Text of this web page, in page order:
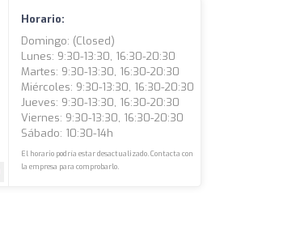
Horario:
Domingo: (closed)
Lunes: 9:30-13:30, 16:30-20:30
Martes: 9:30-13:30, 16:30-20:30
Miércoles: 9:30-13:30, 16:30-20:30
Jueves: 9:30-13:30, 16:30-20:30
Viernes: 9:30-13:30, 16:30-20:30
Sábado: 10:30-14h
El horario podría estar desactualizado. Contacta con
la empresa para comprobarlo.